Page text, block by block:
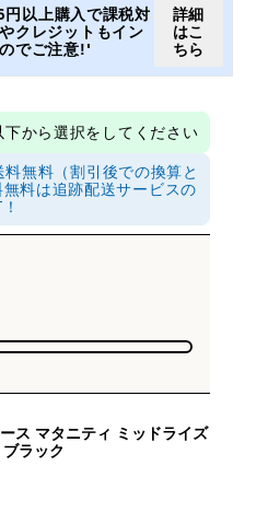
以上購入で課税対
クレジットもイン
でご注意!'
詳細
はこ
ちら
から選択をしてください
無料（割引後での換算と
料は追跡配送サービスの
ス マタニティ ミッドライズ
ラック